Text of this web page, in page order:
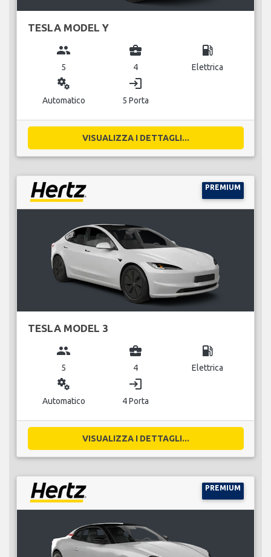
TESLA MODEL Y
group
5
business_center
4
local_gas_station
Elettrica
miscellaneous_services
Automatico
login
5 Porta
VISUALIZZA I DETTAGLI...
PREMIUM
TESLA MODEL 3
group
5
business_center
4
local_gas_station
Elettrica
miscellaneous_services
Automatico
login
4 Porta
VISUALIZZA I DETTAGLI...
PREMIUM